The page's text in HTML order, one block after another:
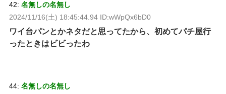
42: 名無しの名無し
2024/11/16(土) 18:45:44.94 ID:wWpQx6bD0
ワイ台パンとかネタだと思ってたから、初めてパチ屋行
ったときはビビったわ
44: 名無しの名無し